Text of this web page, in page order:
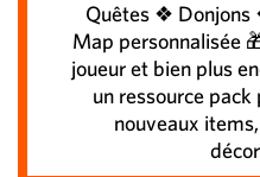
Quêtes ❖
Map personnalisée
joueur et bien plus
un ressource
nouveaux